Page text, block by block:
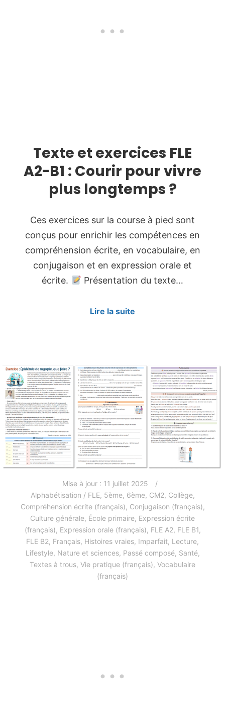
Texte et exercices FLE
A2-B1 : Courir pour vivre
plus longtemps ?
Ces exercices sur la course à pied sont
conçus pour enrichir les compétences en
compréhension écrite, en vocabulaire, en
conjugaison et en expression orale et
écrite.
Présentation du texte…
Lire la suite
Mise à jour : 11 juillet 2025
Alphabétisation / FLE, 5ème, 6ème, CM2, Collège,
Compréhension écrite (français), Conjugaison (français),
Culture générale, École primaire, Expression écrite
(français), Expression orale (français), FLE A2, FLE B1,
FLE B2, Français, Histoires vraies, Imparfait, Lecture,
Lifestyle, Nature et sciences, Passé composé, Santé,
Textes à trous, Vie pratique (français), Vocabulaire
(français)